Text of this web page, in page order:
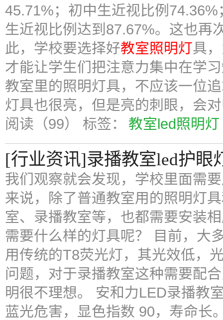
45.71%；初中生近视比例
生近视比例达到87.67%。这也再
此，学校要选择好教室照明灯具
才能让学生们把注意力集中在学
教室里的照明灯具，不应该一位
灯具也很亮，但是亮的刺眼，会
阅读（99） 标签： 教室led照明灯
[行业资讯]录播教室led护眼
我们观察就会发现，学校里面需
来说，除了普通教室用的照明灯
室、录播教室等，也都需要安装
需要什么样的灯具呢？ 目前，大
用传统的T8荧光灯，其光效低，
问题，对于录播教室这种需要配
明很不理想。 安和力LED录播教
蓝光危害，显色指数 90，寿命长